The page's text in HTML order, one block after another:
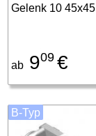
Gelenk 10 45x45
ab 909 €
B-Typ